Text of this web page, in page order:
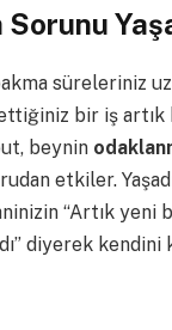
Sorunu
süreleriniz
bir iş
beynin
etkiler.
“Artık
diyerek kendini